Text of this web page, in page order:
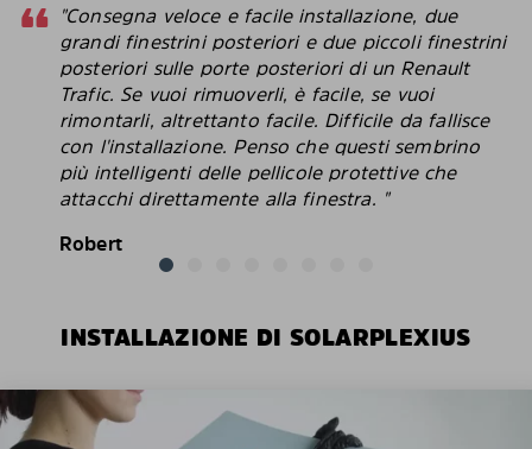
"Consegna veloce e facile installazione, due
grandi finestrini posteriori e due piccoli finestrini
posteriori sulle porte posteriori di un Renault
Trafic. Se vuoi rimuoverli, è facile, se vuoi
rimontarli, altrettanto facile. Difficile da fallisce
con l'installazione. Penso che questi sembrino
più intelligenti delle pellicole protettive che
attacchi direttamente alla finestra. "
Robert
INSTALLAZIONE DI SOLARPLEXIUS